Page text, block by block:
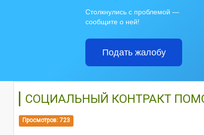
Столкнулись с проблемой —
сообщите о ней!
Подать жалобу
СОЦИАЛЬНЫЙ КОНТРАКТ
Просмотров: 723